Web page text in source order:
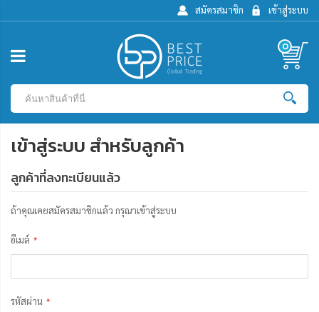
เข้าสู่ระบบ
สมัครสมาชิก
0
เข้าสู่ระบบ สำหรับลูกค้า
ลูกค้าที่ลงทะเบียนแล้ว
ถ้าคุณเคยสมัครสมาชิกแล้ว กรุณาเข้าสู่ระบบ
อีเมล์
รหัสผ่าน